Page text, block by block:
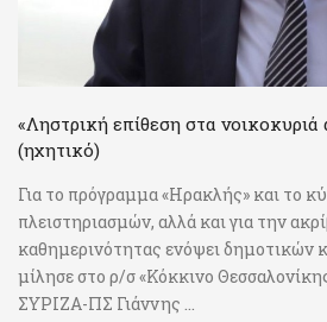
«Ληστρική επίθεση στα
(ηχητικό)
Για το πρόγραμμα «Ηρακλής» και το
πλειστηριασμών, αλλά και για την
καθημερινότητας ενόψει δημοτικών
μίλησε στο ρ/σ «Κόκκινο
ΣΥΡΙΖΑ-ΠΣ Γιάννης ...